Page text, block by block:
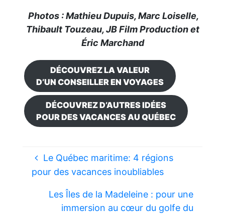
Photos : Mathieu Dupuis, Marc Loiselle,
Thibault Touzeau, JB Film Production et
Éric Marchand
DÉCOUVREZ LA VALEUR
D’UN CONSEILLER EN VOYAGES
DÉCOUVREZ D’AUTRES IDÉES
POUR DES VACANCES AU QUÉBEC
Le Québec maritime: 4 régions
pour des vacances inoubliables
Les Îles de la Madeleine : pour une
immersion au cœur du golfe du